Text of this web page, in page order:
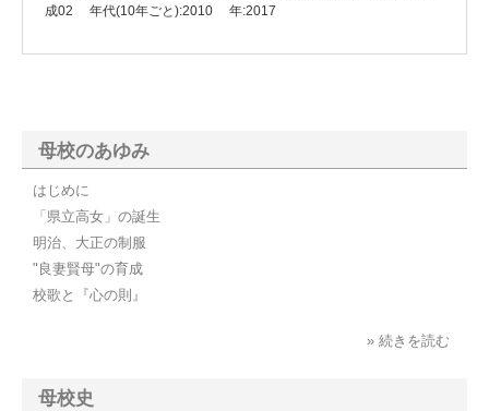
成02
年代(10年ごと):2010 年:2017
母校のあゆみ
はじめに
「県立高女」の誕生
明治、大正の制服
"良妻賢母"の育成
校歌と『心の則』
» 続きを読む
母校史